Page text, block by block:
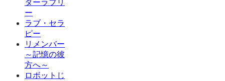
ターラブリ
ー
ラブ・セラ
ピー
リメンバー
～記憶の彼
方へ～
ロボットじ